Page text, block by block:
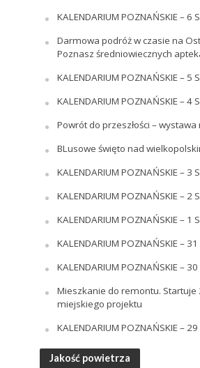
KALENDARIUM POZNAŃSKIE – 6
Darmowa podróż w czasie na
Poznasz średniowiecznych
KALENDARIUM POZNAŃSKIE – 5
KALENDARIUM POZNAŃSKIE – 4
Powrót do przeszłości –
BLusowe święto nad
KALENDARIUM POZNAŃSKIE – 3
KALENDARIUM POZNAŃSKIE – 2
KALENDARIUM POZNAŃSKIE – 1
KALENDARIUM POZNAŃSKIE – 31
KALENDARIUM POZNAŃSKIE – 30
Mieszkanie do remontu. Startuje
miejskiego projektu
KALENDARIUM POZNAŃSKIE – 29
Jakość powietrza